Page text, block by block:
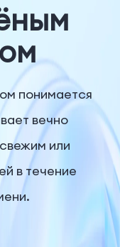
понимается
вечно
или
в течение